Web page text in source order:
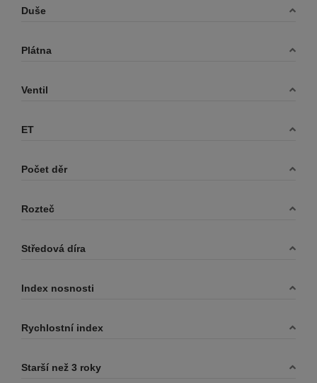
Duše
Plátna
Ventil
ET
Počet děr
Rozteč
Středová díra
Index nosnosti
Rychlostní index
Starší než 3 roky